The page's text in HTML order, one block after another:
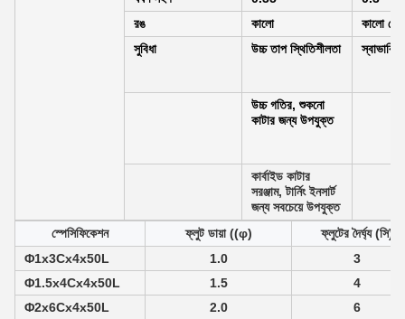
রঙ
কালো
কালো
সুবিধা
উচ্চ তাপ স্থিতিশীলতা
উচ্চ গতির, শুকনো
কাটার জন্য উপযুক্ত
কার্বাইড কাটার
সরঞ্জাম, টার্নিং ইনসার্ট
জন্য সবচেয়ে উপযুক্ত
স্পেসিফিকেশন
ফ্লুট ডায়া ((φ)
ফ্লুটের দৈর্ঘ্য (সি)
Φ1x3Cx4x50L
1.0
3
Φ1.5x4Cx4x50L
1.5
4
Φ2x6Cx4x50L
2.0
6